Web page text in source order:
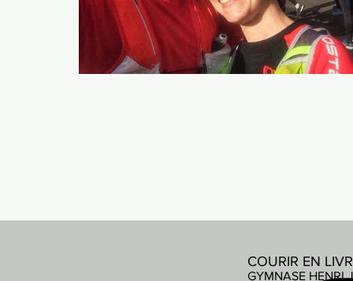
COURIR EN
GYMNASE HENRI